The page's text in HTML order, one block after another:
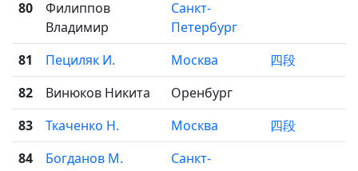
80
Филиппов
Владимир
Санкт-
Петербург
81
Пециляк И. Москва
四段
82
Винюков Никита
Оренбург
83
Ткаченко Н. Москва
四段
84
Богданов М.
Санкт-